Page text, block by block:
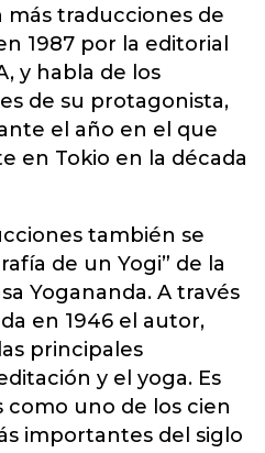
más traducciones de
1987 por la editorial
y habla de los
de su protagonista,
el año en el que
en Tokio en la década
también se
de un Yogi” de la
Yogananda. A través
en 1946 el autor,
principales
y el yoga. Es
como uno de los cien
importantes del siglo